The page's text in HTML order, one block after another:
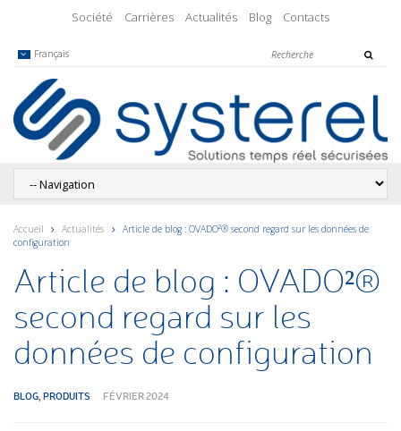
Société Carrières Actualités Blog Contacts
Français
Accueil Actualités
Article de blog : OVADO²® second regard sur les données de
configuration
Article de blog : OVADO²®
second regard sur les
données de configuration
BLOG, PRODUITS FÉVRIER 2024